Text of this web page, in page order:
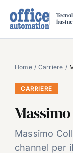
SPECIAL PAPER
TAVOLE
CARRIERE
VIDEO
Home Carriere
CARRIERE
Massimo
channel per